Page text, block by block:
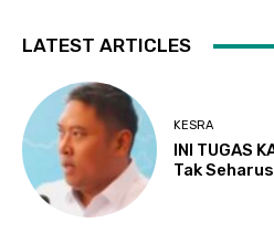
LATEST ARTICLES
KESRA
INI TUGAS
Tak